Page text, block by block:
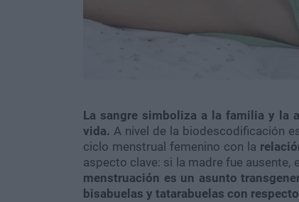
La sangre simboliza a la familia y la
vida. A nivel de la biodescodificación
ciclo menstrual femenino con la
aspecto clave: si la madre fue
menstruación es un asunto
bisabuelas y tatarabuelas con